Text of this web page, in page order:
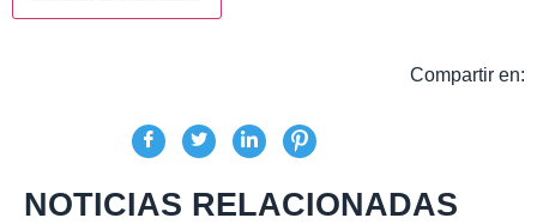
Compartir en:
NOTICIAS RELACIONADAS